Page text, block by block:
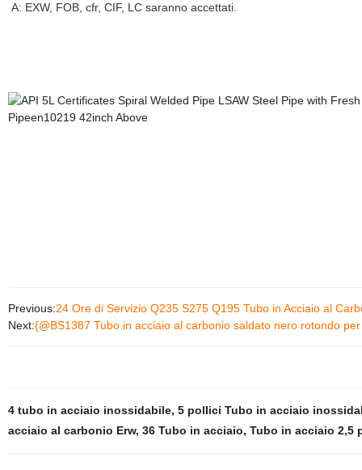
A: EXW, FOB, cfr, CIF, LC saranno accettati.
Previous:24 Ore di Servizio Q235 S275 Q195 Tubo in Acciaio al
Next:{@BS1387 Tubo in acciaio al carbonio saldato nero rotondo
4 tubo in acciaio inossidabile, 5 pollici Tubo in acciaio
acciaio al carbonio Erw, 36 Tubo in acciaio, Tubo in acciaio 2,5